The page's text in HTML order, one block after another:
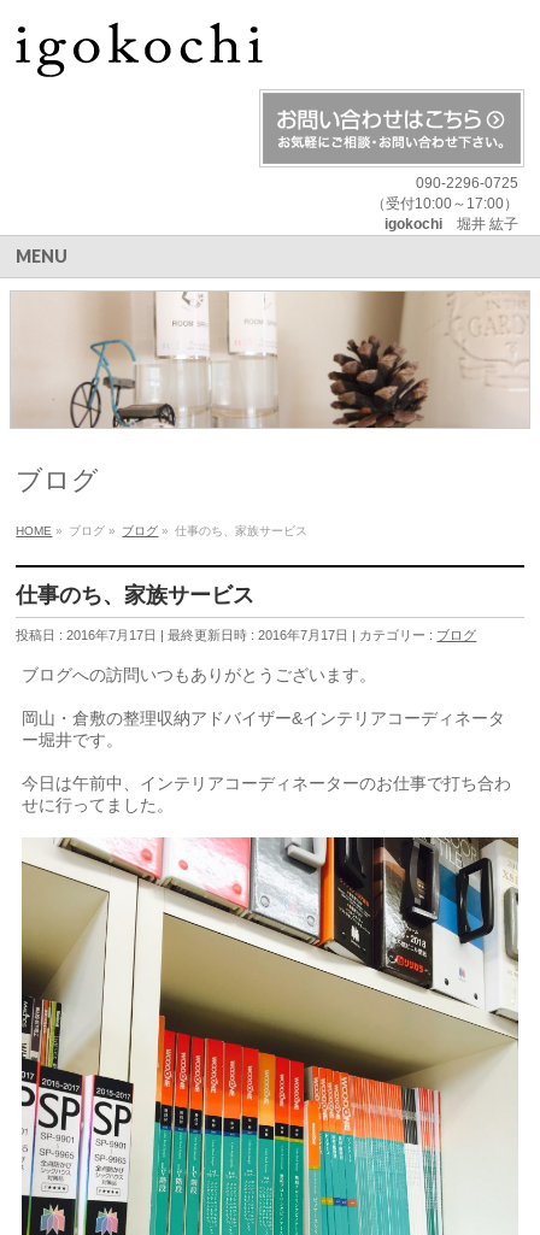
090-2296-0725
（受付10:00～17:00）
igokochi堀井 紘子
MENU
ブログ
HOME » ブログ » ブログ » 仕事のち、家族サービス
仕事のち、家族サービス
投稿日 : 2016年7月17日 最終更新日時 : 2016年7月17日 カテゴリー : ブログ
ブログへの訪問いつもありがとうございます。
岡山・倉敷の整理収納アドバイザー&インテリアコーディネータ
ー堀井です。
今日は午前中、インテリアコーディネーターのお仕事で打ち合わ
せに行ってました。